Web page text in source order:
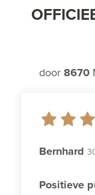
door 8670
Bernhard
Positieve